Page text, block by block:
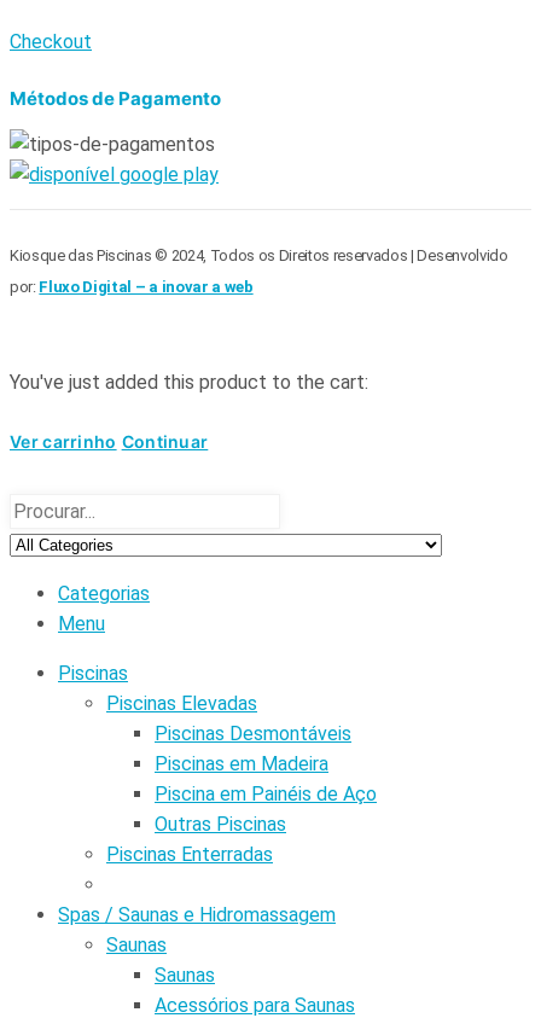
Checkout
Métodos de Pagamento
Kiosque das Piscinas © 2024, Todos os Direitos reservados | Desenvolvido
por: Fluxo Digital – a inovar a web
You've just added this product to the cart:
Ver carrinho Continuar
Categorias
Menu
Piscinas
Piscinas Elevadas
Piscinas Desmontáveis
Piscinas em Madeira
Piscina em Painéis de Aço
Outras Piscinas
Piscinas Enterradas
Spas / Saunas e Hidromassagem
Saunas
Saunas
Acessórios para Saunas